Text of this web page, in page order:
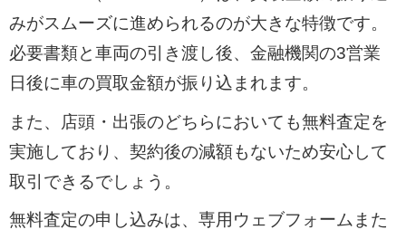
みがスムーズに進められるのが大きな特徴です。
必要書類と車両の引き渡し後、金融機関の3営業
日後に車の買取金額が振り込まれます。
また、店頭・出張のどちらにおいても無料査定を
実施しており、契約後の減額もないため安心して
取引できるでしょう。
無料査定の申し込みは、専用ウェブフォームまた